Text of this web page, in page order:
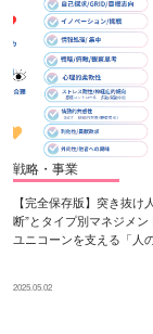
戦略・事業
【完全保存版】突き抜け
断”とタイプ別マネジメ
ユニコーンを支える「人
2025.05.02